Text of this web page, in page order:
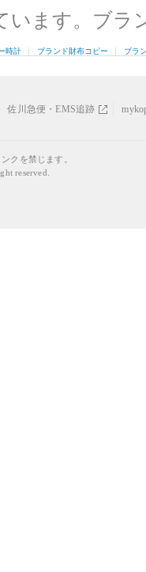
います。ブラ
時計 ブランド財布コピー ブラ
佐川急便・EMS追跡
クを禁じます。
reserved.